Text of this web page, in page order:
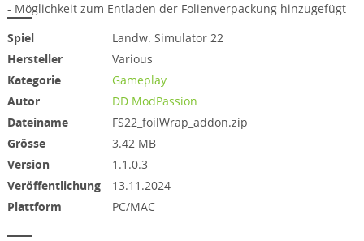
- Möglichkeit zum Entladen der Folienverpackung hinzugefügt
Spiel
Landw. Simulator 22
Hersteller
Various
Kategorie
Gameplay
Autor
DD ModPassion
Dateiname
FS22_foilWrap_addon.zip
Grösse
3.42 MB
Version
1.1.0.3
Veröffentlichung
13.11.2024
Plattform
PC/MAC